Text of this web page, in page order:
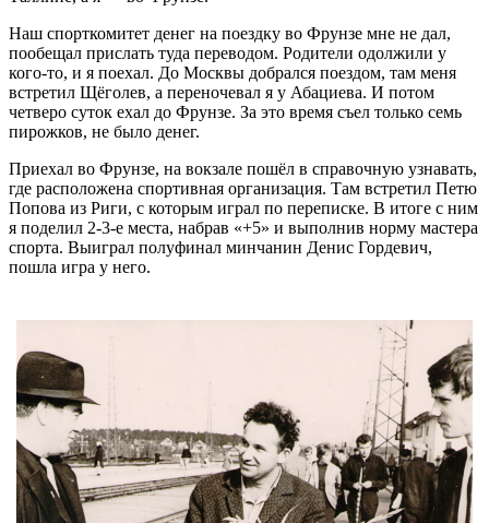
Наш спорткомитет денег на поездку во Фрунзе мне не дал,
пообещал прислать туда переводом. Родители одолжили у
кого-то, и я поехал. До Москвы добрался поездом, там меня
встретил Щёголев, а переночевал я у Абациева. И потом
четверо суток ехал до Фрунзе. За это время съел только семь
пирожков, не было денег.
Приехал во Фрунзе, на вокзале пошёл в справочную узнавать,
где расположена спортивная организация. Там встретил Петю
Попова из Риги, с которым играл по переписке. В итоге с ним
я поделил 2-3-е места, набрав «+5» и выполнив норму мастера
спорта. Выиграл полуфинал минчанин Денис Гордевич,
пошла игра у него.